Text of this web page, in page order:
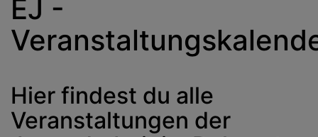
EJ -
Hier findest du alle
Veranstaltungen der